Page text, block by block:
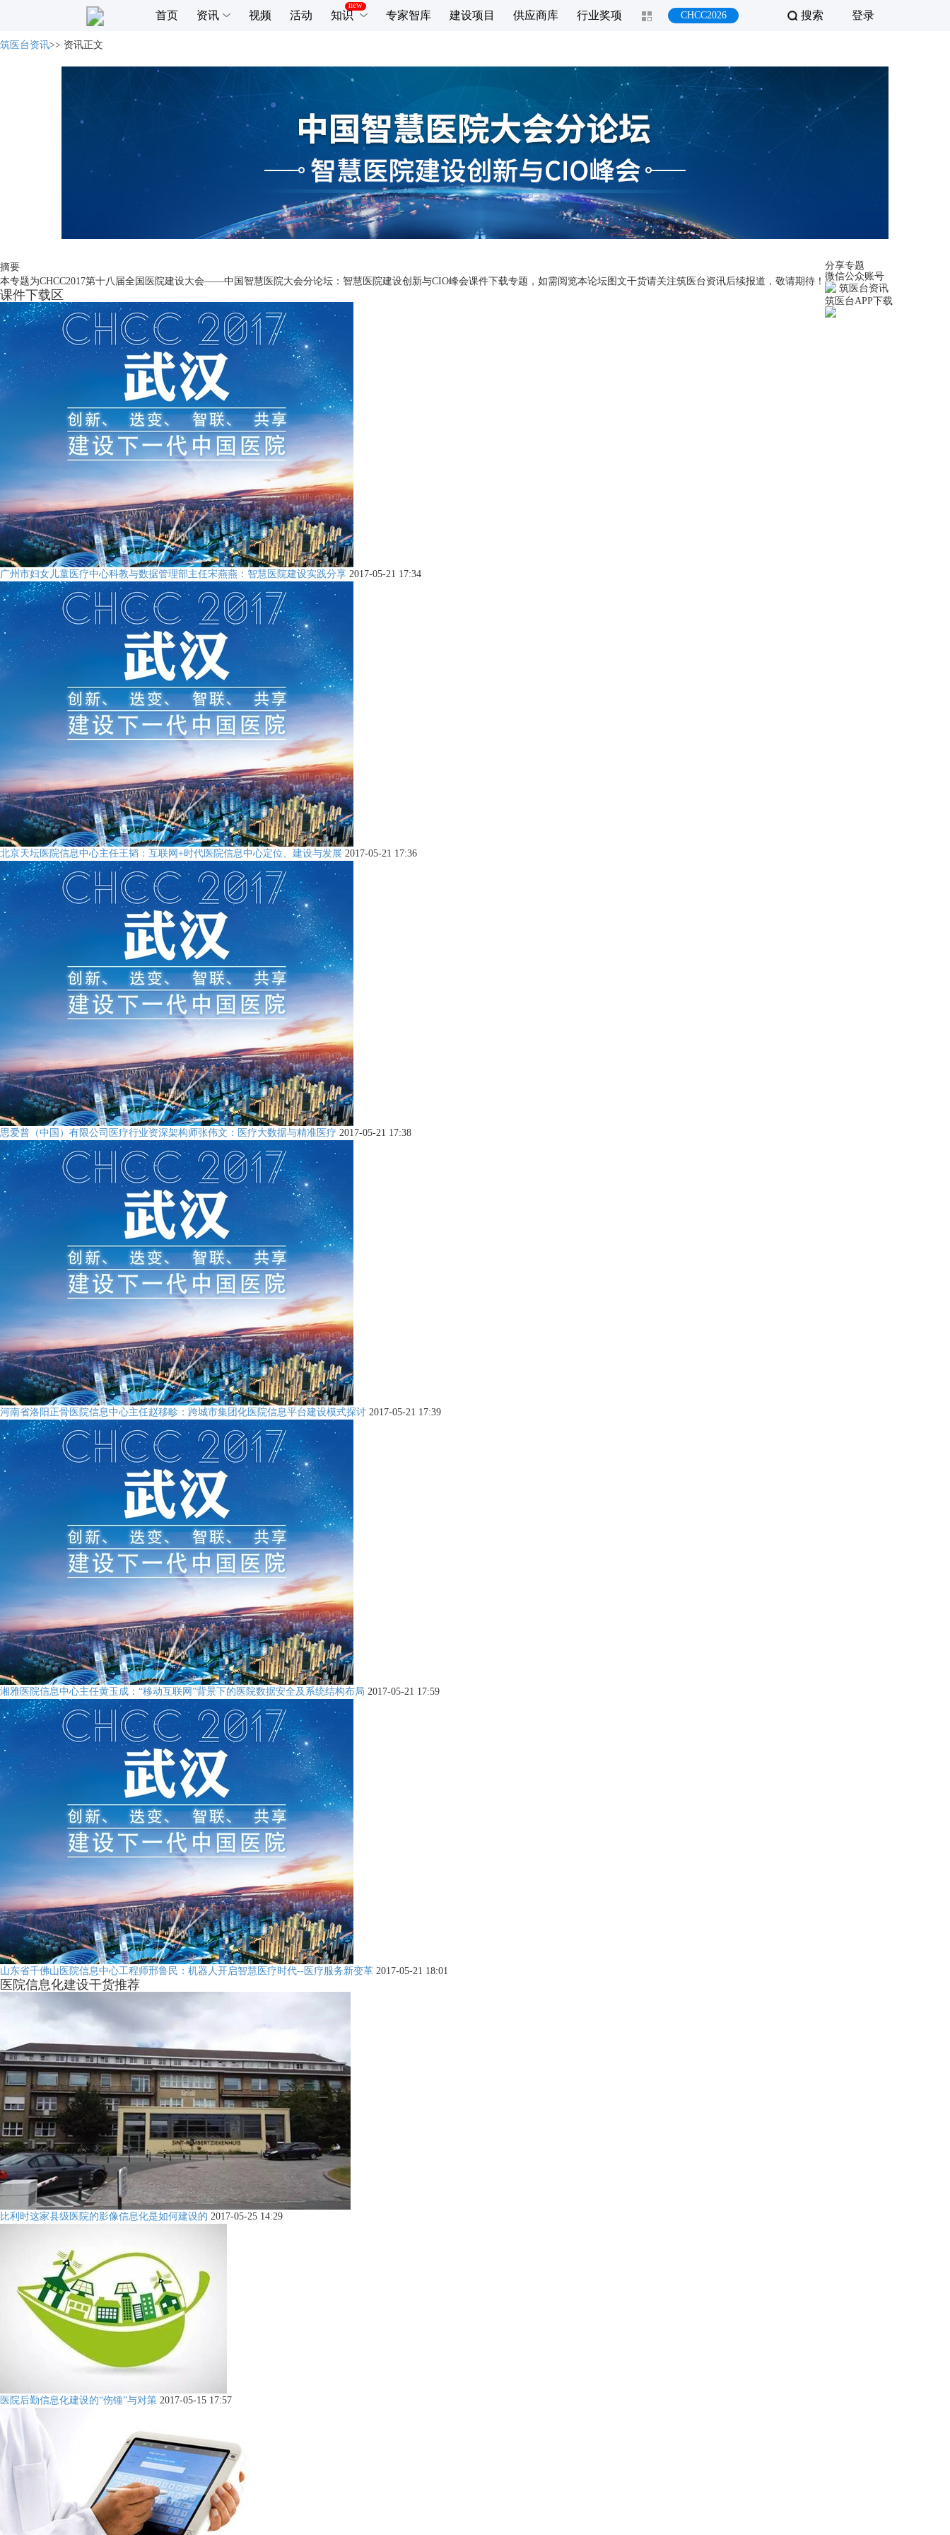
登录
搜索
首页 资讯 视频 活动 知识 专家智库 建设项目 供应商库 行业奖项 CHCC2026
筑医台资讯>> 资讯正文
摘要
本专题为CHCC2017第十八届全国医院建设大会——中国智慧医院大会分论坛：智慧医院建设创新与CIO峰会课件下载专题，如需阅览本论坛图文干货请关注筑医台资讯后续报道，敬请期待！
课件下载区
广州市妇女儿童医疗中心科教与数据管理部主任宋燕燕：智慧医院建设实践分享 2017-05-21 17:34
北京天坛医院信息中心主任王韬：互联网+时代医院信息中心定位、建设与发展 2017-05-21 17:36
思爱普（中国）有限公司医疗行业资深架构师张伟文：医疗大数据与精准医疗 2017-05-21 17:38
河南省洛阳正骨医院信息中心主任赵移畛：跨城市集团化医院信息平台建设模式探讨 2017-05-21 17:39
湘雅医院信息中心主任黄玉成：“移动互联网”背景下的医院数据安全及系统结构布局 2017-05-21 17:59
山东省千佛山医院信息中心工程师邢鲁民：机器人开启智慧医疗时代--医疗服务新变革 2017-05-21 18:01
医院信息化建设干货推荐
比利时这家县级医院的影像信息化是如何建设的 2017-05-25 14:29
医院后勤信息化建设的“伤锺”与对策 2017-05-15 17:57
分享专题
微信公众账号
筑医台资讯
筑医台APP下载